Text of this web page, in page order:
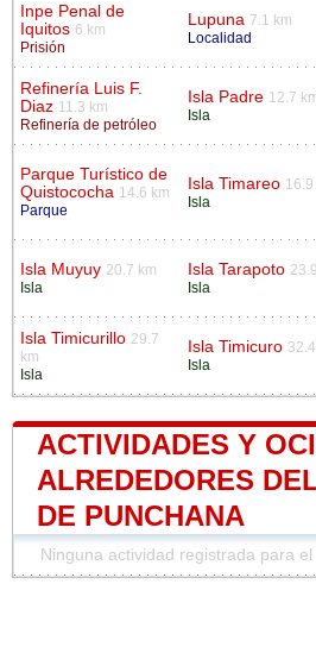
Inpe Penal de
Iquitos 6 km
Prisión
Lupuna 7.1 km
Localidad
Refinería Luis F.
Diaz 11.3 km
Refinería de petróleo
Isla Padre 12.7
Isla
Parque Turístico de
Quistococha 14.6 km
Parque
Isla Timareo 16.9
Isla
Isla Muyuy 20.7 km
Isla
Isla Tarapoto
Isla
Isla Timicurillo 29.7
km
Isla
Isla Timicuro
Isla
ACTIVIDADES Y
ALREDEDORES
DE PUNCHANA
Ninguna actividad registrada para